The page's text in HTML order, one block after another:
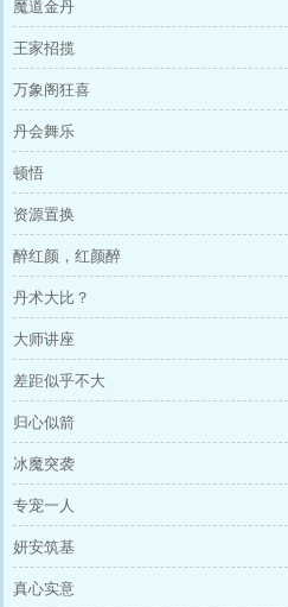
魔道金丹
王家招揽
万象阁狂喜
丹会舞乐
顿悟
资源置换
醉红颜，红颜醉
丹术大比？
大师讲座
差距似乎不大
归心似箭
冰魔突袭
专宠一人
妍安筑基
真心实意